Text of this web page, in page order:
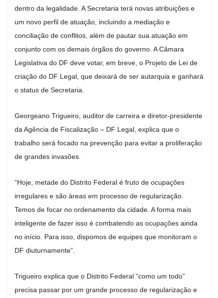
dentro da legalidade. A Secretaria terá novas atribuições e
um novo perfil de atuação, incluindo a mediação e
conciliação de conflitos, além de pautar sua atuação em
conjunto com os demais órgãos do governo. A Câmara
Legislativa do DF deve votar, em breve, o Projeto de Lei de
criação do DF Legal, que deixará de ser autarquia e ganhará
o status de Secretaria.
Georgeano Trigueiro, auditor de carreira e diretor-presidente
da Agência de Fiscalização – DF Legal, explica que o
trabalho será focado na prevenção para evitar a proliferação
de grandes invasões.
“Hoje, metade do Distrito Federal é fruto de ocupações
irregulares e são áreas em processo de regularização.
Temos de focar no ordenamento da cidade. A forma mais
inteligente de fazer isso é combatendo as ocupações ainda
no início. Para isso, dispomos de equipes que monitoram o
DF diuturnamente”.
Trigueiro explica que o Distrito Federal “como um todo”
precisa passar por um grande processo de regularização e